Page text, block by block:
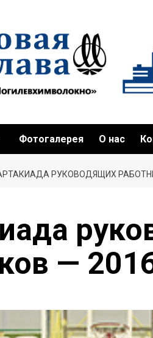
Фотогалерея О нас
РУКОВОДЯЩИХ
—